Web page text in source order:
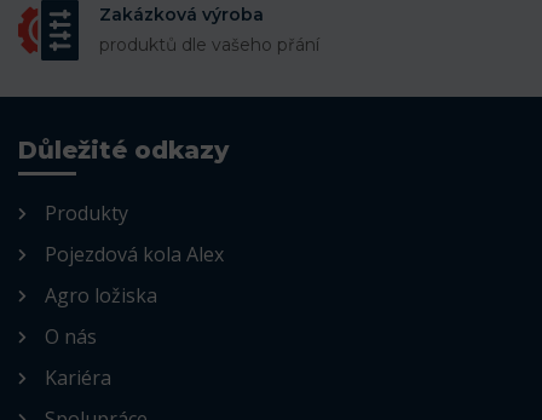
Zakázková výroba
produktů dle vašeho přání
Důležité odkazy
Produkty
Pojezdová kola Alex
Agro ložiska
O nás
Kariéra